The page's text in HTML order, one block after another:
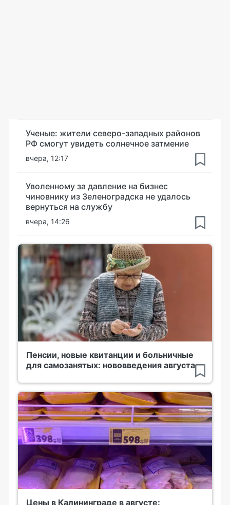
Ученые: жители северо-западных районов
РФ смогут увидеть солнечное затмение
вчера, 12:17
Уволенному за давление на бизнес
чиновнику из Зеленоградска не удалось
вернуться на службу
вчера, 14:26
Пенсии, новые квитанции и больничные
для самозанятых: нововведения августа
Цены в Калининграде в августе: